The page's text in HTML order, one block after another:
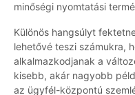
minőségi nyomtatási
Különös hangsúlyt
lehetővé teszi számukra,
alkalmazkodjanak a
kisebb, akár nagyobb
az ügyfél-központú